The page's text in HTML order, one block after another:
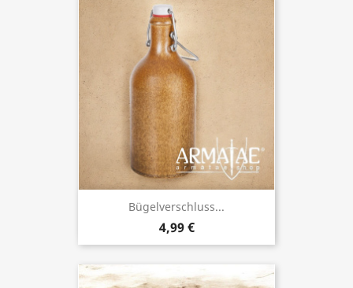
Bügelverschluss...
4,99 €